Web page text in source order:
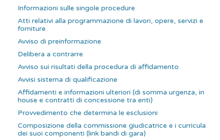
Informazioni sulle singole procedure
Atti relativi alla programmazione di lavori, opere, servizi e
forniture
Avviso di preinformazione
Delibera a contrarre
Avviso sui risultati della procedura di affidamento
Avvisi sistema di qualificazione
Affidamenti e informazioni ulteriori (di somma urgenza, in
house e contratti di concessione tra enti)
Provvedimento che determina le esclusioni
Composizione della commissione giudicatrice e i curricula
dei suoi componenti (link bandi di gara)